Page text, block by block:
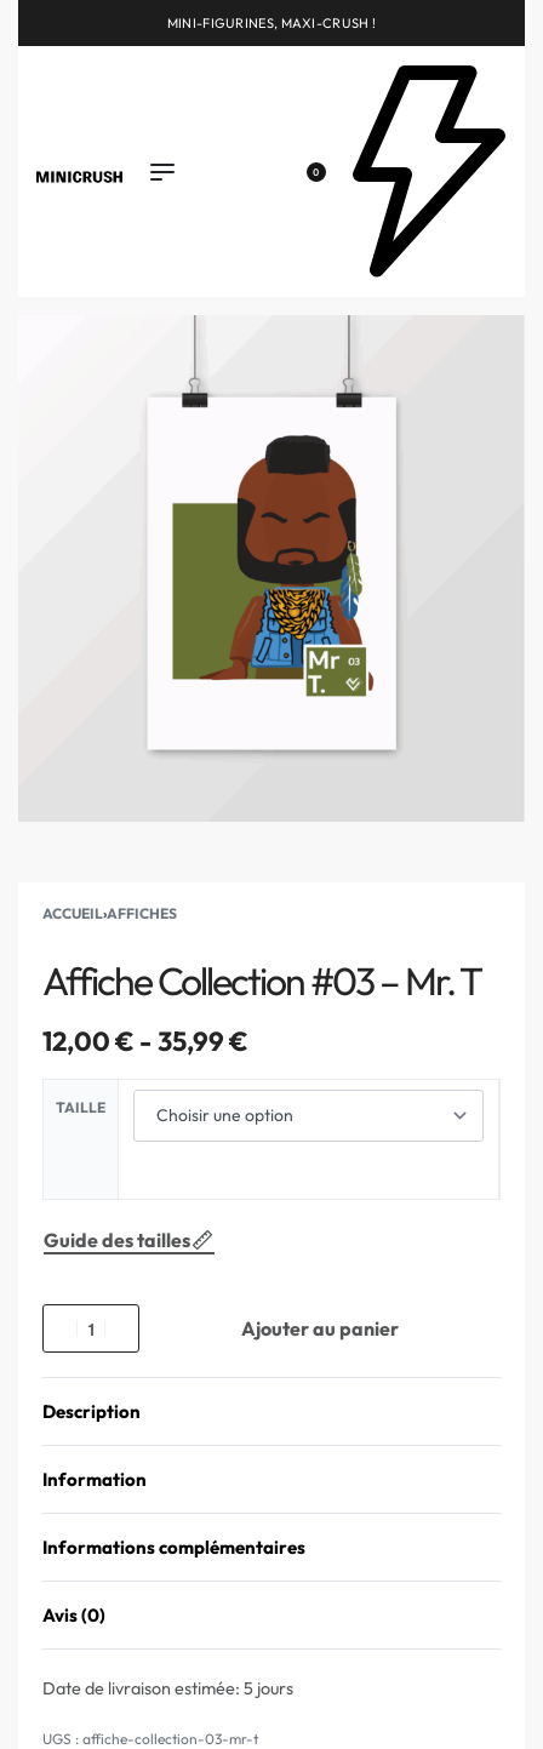
MINI-FIGURINES, MAXI-CRUSH !
0
ACCUEIL›AFFICHES
Affiche Collection #03 – Mr. T
12,00€ 35,99€
TAILLE
Guide des tailles
Ajouter au panier
Description
Information
Informations complémentaires
Avis (0)
Date de livraison estimée: 5 jours
affiche-collection-03-mr-t